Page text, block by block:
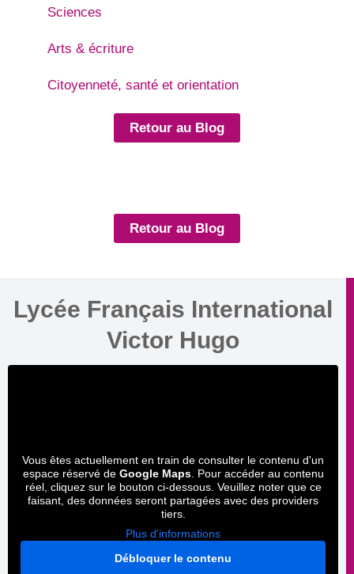
Sciences
Arts & écriture
Citoyenneté, santé et orientation
Retour au Blog
Retour au Blog
Lycée Français International
Victor Hugo
Vous êtes actuellement en train de consulter le contenu d'un
espace réservé de Google Maps. Pour accéder au contenu
réel, cliquez sur le bouton ci-dessous. Veuillez noter que ce
faisant, des données seront partagées avec des providers
tiers.
Plus d'informations
Débloquer le contenu